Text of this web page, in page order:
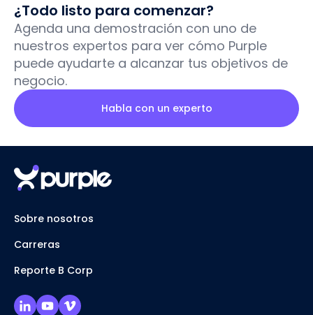
¿Todo listo para comenzar?
Agenda una demostración con uno de
nuestros expertos para ver cómo Purple
puede ayudarte a alcanzar tus objetivos de
negocio.
Habla con un experto
Sobre nosotros
Carreras
Reporte B Corp